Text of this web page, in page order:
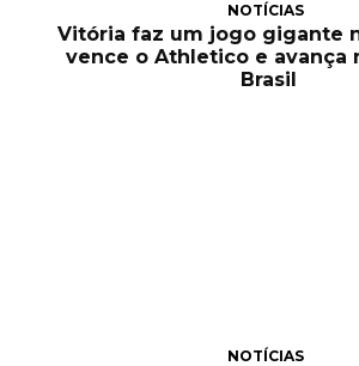
NOTÍCIAS
Vitória faz um jogo gigante
vence o Athletico e avança
Brasil
NOTÍCIAS